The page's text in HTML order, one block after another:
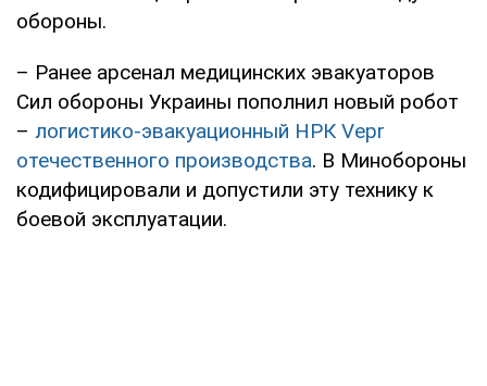
обороны.
– Ранее арсенал медицинских эвакуаторов
Сил обороны Украины пополнил новый робот
– логистико-эвакуационный НРК Vepr
отечественного производства. В Минобороны
кодифицировали и допустили эту технику к
боевой эксплуатации.